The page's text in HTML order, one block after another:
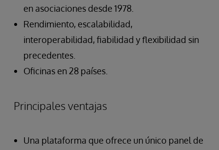
en asociaciones desde 1978.
Rendimiento, escalabilidad,
interoperabilidad, fiabilidad y flexibilidad sin
precedentes.
Oficinas en 28 países.
Principales ventajas
Una plataforma que ofrece un único panel de